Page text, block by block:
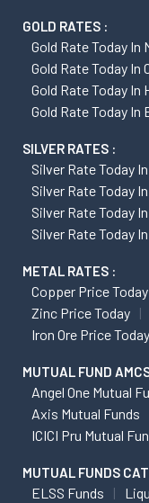
GOLD RATES :
Gold Rate Today In
Gold Rate Today In
Gold Rate Today In
Gold Rate Today In
SILVER RATES :
Silver Rate Today
Silver Rate Today
Silver Rate Today
Silver Rate Today
METAL RATES :
Copper Price Today
Zinc Price Today
Iron Ore Price Today
MUTUAL FUND
Angel One Mutual
Axis Mutual Funds
ICICI Pru Mutual
MUTUAL FUNDS
ELSS Funds